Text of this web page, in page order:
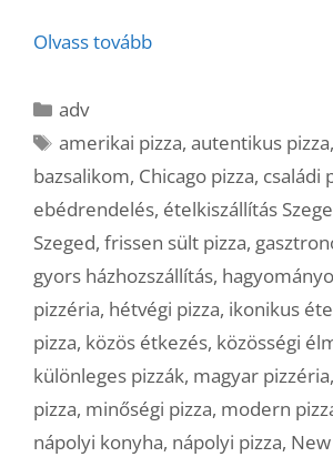
Olvass tovább
Kategória
adv
Címkék
amerikai pizza,autentikus pizza,
bazsalikom, Chicago pizza, családi
ebédrendelés, ételkiszállítás
Szeged, frissen sült pizza,
gyors házhozszállítás,
pizzéria, hétvégi pizza, ikonikus
pizza, közös étkezés, közösségi
különleges pizzák, magyar pizzéria,
pizza, minőségi pizza, modern
nápolyi konyha, nápolyi pizza,